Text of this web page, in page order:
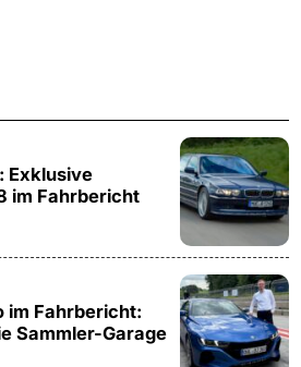
Exklusive
im Fahrbericht
im Fahrbericht:
Sammler-Garage